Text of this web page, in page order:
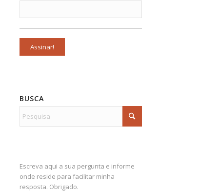
BUSCA
Escreva aqui a sua pergunta e informe
onde reside para facilitar minha
resposta. Obrigado.